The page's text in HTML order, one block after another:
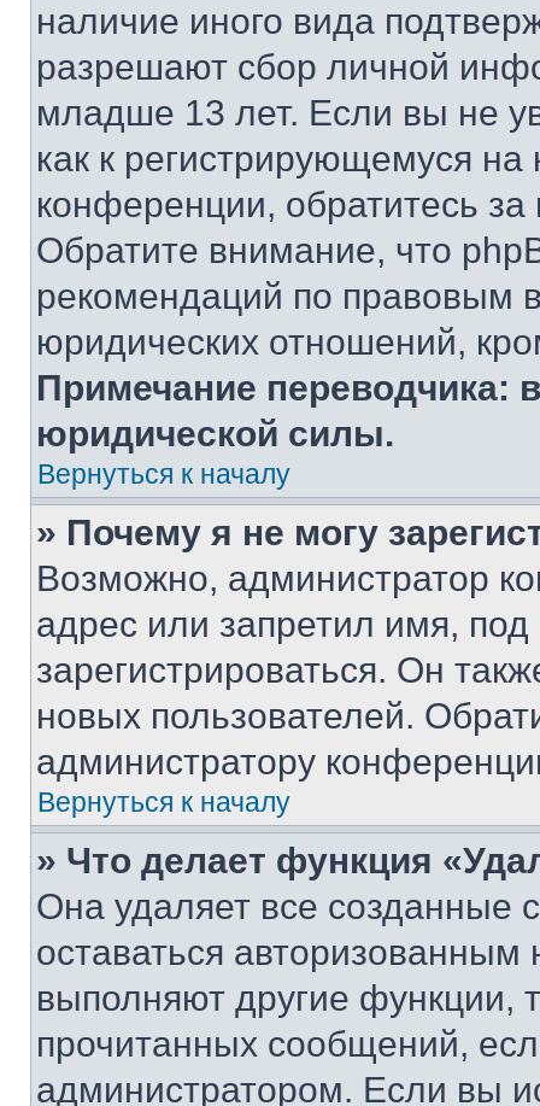
наличие иного вида
разрешают сбор личной
младше 13 лет. Если вы не
как к регистрирующемуся
конференции, обратитесь
Обратите внимание, что
рекомендаций по правовым
юридических отношений,
Примечание переводчика:
юридической силы.
Вернуться к началу
» Почему я не могу
Возможно, администратор
адрес или запретил имя,
зарегистрироваться. Он
новых пользователей.
администратору
Вернуться к началу
» Что делает функция
Она удаляет все созданные
оставаться
выполняют другие функции,
прочитанных сообщений,
администратором. Если вы